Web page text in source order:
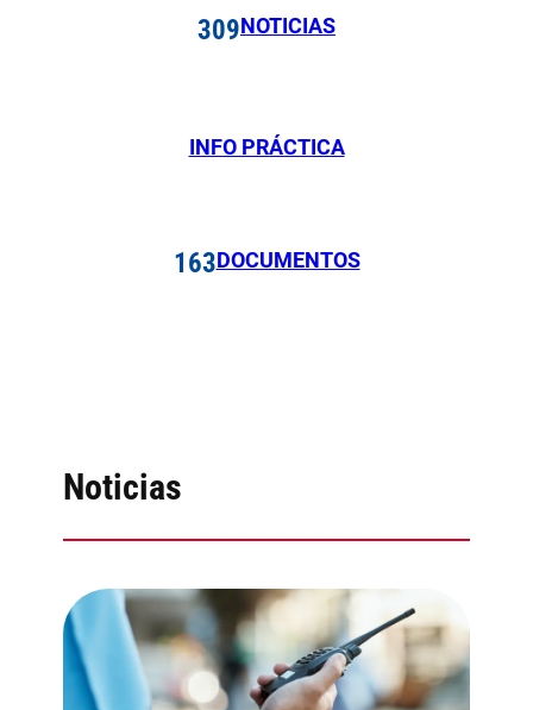
309NOTICIAS
INFO PRÁCTICA
163DOCUMENTOS
Noticias